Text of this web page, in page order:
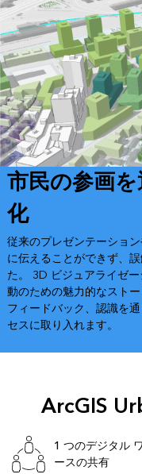
市民の参画
化
従来のプレゼンテーショ
に伝えることができず、
た。 3D ビジュアライゼ
動のための魅力的なスト
フィードバック、認識を
セスに取り入れます。
ArcGIS
1 つのデジタル
ースの共有